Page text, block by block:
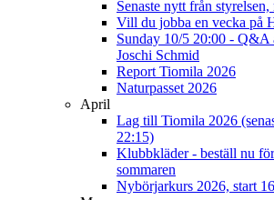
Senaste nytt från
Vill du jobba en vecka på
Sunday 10/5 20:00 - Q&A
Joschi Schmid
Report Tiomila 2026
Naturpasset 2026
April
Lag till Tiomila 2026
22:15)
Klubbkläder - beställ nu
sommaren
Nybörjarkurs 2026, start